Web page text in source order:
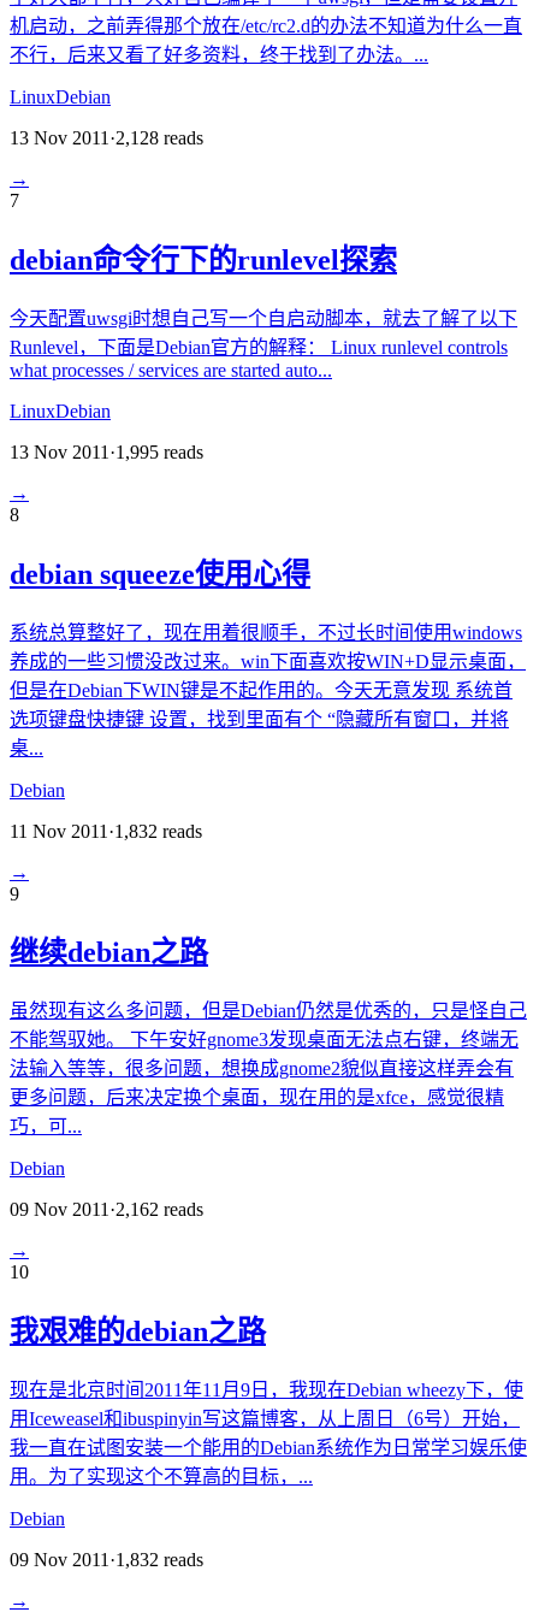
机启动，之前弄得那个放在/etc/rc2.d的办法不知道为什么一直
不行，后来又看了好多资料，终于找到了办法。...
LinuxDebian
13 Nov 2011 ·2,128 reads
→
7
debian命令行下的runlevel探索
今天配置uwsgi时想自己写一个自启动脚本，就去了解了以下
Runlevel，下面是Debian官方的解释： Linux runlevel controls
what processes / services are started auto...
LinuxDebian
13 Nov 2011 ·1,995 reads
→
8
debian squeeze使用心得
系统总算整好了，现在用着很顺手，不过长时间使用windows
养成的一些习惯没改过来。win下面喜欢按WIN+D显示桌面，
但是在Debian下WIN键是不起作用的。今天无意发现 系统首
选项键盘快捷键 设置，找到里面有个 “隐藏所有窗口，并将
桌...
Debian
11 Nov 2011 ·1,832 reads
→
9
继续debian之路
虽然现有这么多问题，但是Debian仍然是优秀的，只是怪自己
不能驾驭她。 下午安好gnome3发现桌面无法点右键，终端无
法输入等等，很多问题，想换成gnome2貌似直接这样弄会有
更多问题，后来决定换个桌面，现在用的是xfce，感觉很精
巧，可...
Debian
09 Nov 2011 ·2,162 reads
→
10
我艰难的debian之路
现在是北京时间2011年11月9日，我现在Debian wheezy下，使
用Iceweasel和ibuspinyin写这篇博客，从上周日（6号）开始，
我一直在试图安装一个能用的Debian系统作为日常学习娱乐使
用。为了实现这个不算高的目标，...
Debian
09 Nov 2011 ·1,832 reads
→